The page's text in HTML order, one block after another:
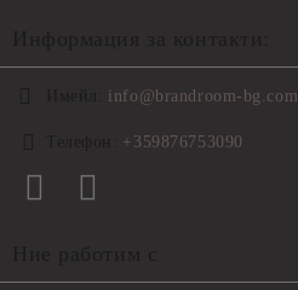
info@brandroom-bg.com
+359876753090